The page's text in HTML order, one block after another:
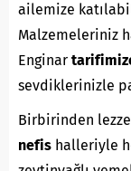
ailemize
Malzemeleriniz
Enginar
sevdiklerinizle
Birbirinden
nefis halleriyle